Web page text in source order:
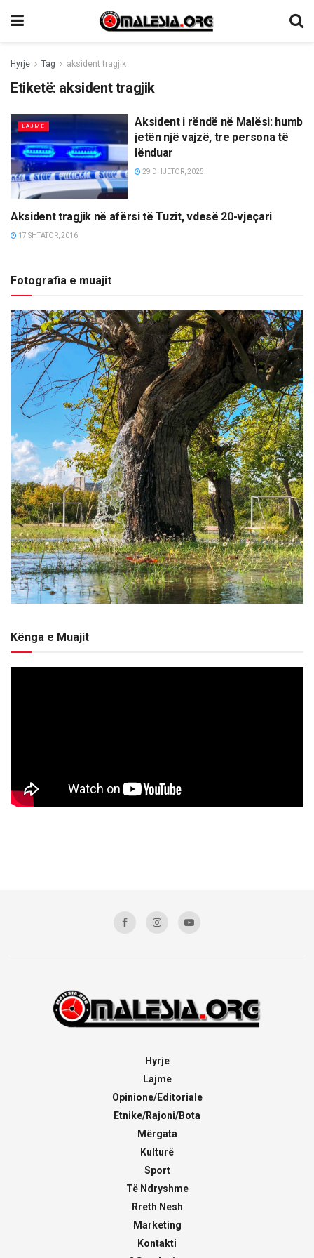
Hyrje Tag aksident tragjik
Etiketë: aksident tragjik
LAJME
Aksident i rëndë në Malësi: humb
jetën një vajzë, tre persona të
lënduar
29 DHJETOR, 2025
TË NDRYSHME
Aksident tragjik në afërsi të Tuzit, vdesë 20-vjeçari
17 SHTATOR, 2016
Fotografia e muajit
Kënga e Muajit
Hyrje
Lajme
Opinione/Editoriale
Etnike/Rajoni/Bota
Mërgata
Kulturë
Sport
Të Ndryshme
Rreth Nesh
Marketing
Kontakti